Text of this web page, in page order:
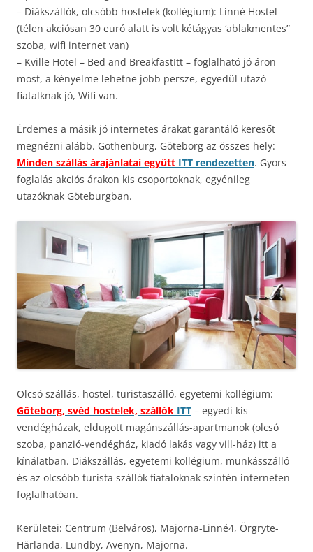
– Diákszállók, olcsóbb hostelek (kollégium): Linné Hostel
(télen akciósan 30 euró alatt is volt kétágyas ‘ablakmentes”
szoba, wifi internet van)
– Kville Hotel – Bed and BreakfastItt – foglalható jó áron
most, a kényelme lehetne jobb persze, egyedül utazó
fiatalknak jó, Wifi van.
Érdemes a másik jó internetes árakat garantáló keresőt
megnézni alább. Gothenburg, Göteborg az összes hely:
Minden szállás árajánlatai együtt ITT rendezetten. Gyors
foglalás akciós árakon kis csoportoknak, egyénileg
utazóknak Göteburgban.
Olcsó szállás, hostel, turistaszálló, egyetemi kollégium:
Göteborg, svéd hostelek, szállók ITT – egyedi kis
vendégházak, eldugott magánszállás-apartmanok (olcsó
szoba, panzió-vendégház, kiadó lakás vagy vill-ház) itt a
kínálatban. Diákszállás, egyetemi kollégium, munkásszálló
és az olcsóbb turista szállók fiataloknak szintén interneten
foglalhatóan.
Kerületei: Centrum (Belváros), Majorna-Linné4, Örgryte-
Härlanda, Lundby, Avenyn, Majorna.